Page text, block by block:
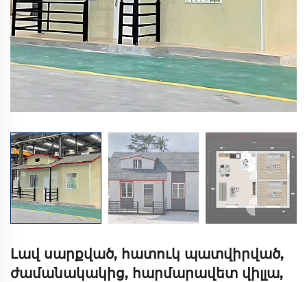
Լավ սարքված, հատուկ պատվիրված,
ժամանակակից, հարմարավետ վիլլա,